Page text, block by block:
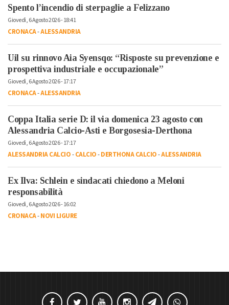
Spento l’incendio di sterpaglie a Felizzano
Giovedì, 6 Agosto 2026 - 18:41
CRONACA-ALESSANDRIA
Uil su rinnovo Aia Syensqo: “Risposte su prevenzione e
prospettiva industriale e occupazionale”
Giovedì, 6 Agosto 2026 - 17:17
CRONACA-ALESSANDRIA
Coppa Italia serie D: il via domenica 23 agosto con
Alessandria Calcio-Asti e Borgosesia-Derthona
Giovedì, 6 Agosto 2026 - 17:17
ALESSANDRIA CALCIO-CALCIO-DERTHONA CALCIO-ALESSANDRIA
Ex Ilva: Schlein e sindacati chiedono a Meloni
responsabilità
Giovedì, 6 Agosto 2026 - 16:02
CRONACA-NOVI LIGURE